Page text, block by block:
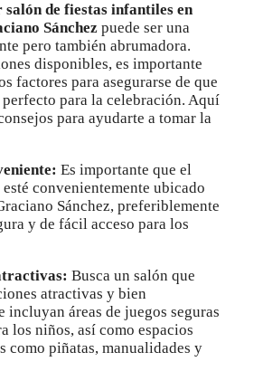
de fiestas infantiles en
Sánchez puede ser una
pero también abrumadora.
disponibles, es importante
factores para asegurarse de que
para la celebración. Aquí
para ayudarte a tomar la
Es importante que el
convenientemente ubicado
Sánchez, preferiblemente
y de fácil acceso para los
Busca un salón que
atractivas y bien
incluyan áreas de juegos seguras
los niños, así como espacios
como piñatas, manualidades y